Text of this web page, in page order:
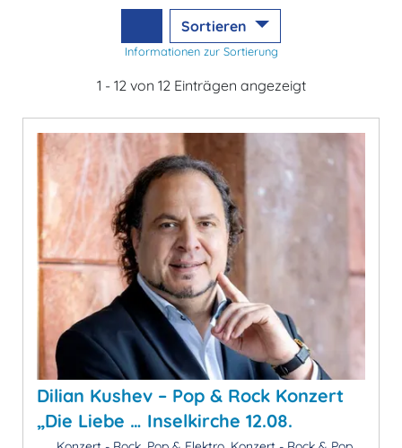
Sortieren
Informationen zur Sortierung
1 - 12 von 12 Einträgen angezeigt
Dilian Kushev – Pop & Rock Konzert
„Die Liebe … Inselkirche 12.08.